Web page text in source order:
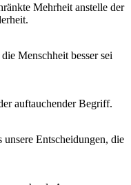
Mehrheit anstelle der
Menschheit besser sei
auftauchender Begriff.
Entscheidungen, die